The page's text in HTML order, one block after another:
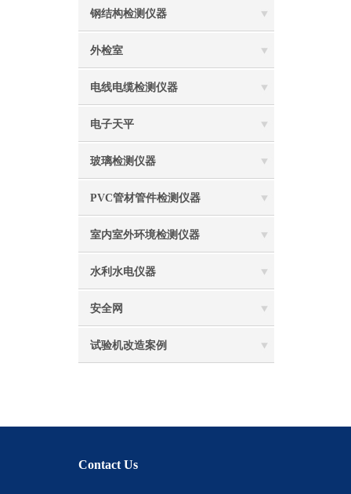
钢结构检测仪器
外检室
电线电缆检测仪器
电子天平
玻璃检测仪器
PVC管材管件检测仪器
室内室外环境检测仪器
水利水电仪器
安全网
试验机改造案例
Contact Us